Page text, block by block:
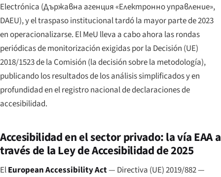
Electrónica (Държавна агенция «Електронно управление»,
DAEU), y el traspaso institucional tardó la mayor parte de 2023
en operacionalizarse. El MeU lleva a cabo ahora las rondas
periódicas de monitorización exigidas por la Decisión (UE)
2018/1523 de la Comisión (la decisión sobre la metodología),
publicando los resultados de los análisis simplificados y en
profundidad en el registro nacional de declaraciones de
accesibilidad.
Accesibilidad en el sector privado: la vía EAA a
través de la Ley de Accesibilidad de 2025
ElEuropean Accessibility Act— Directiva (UE) 2019/882 —